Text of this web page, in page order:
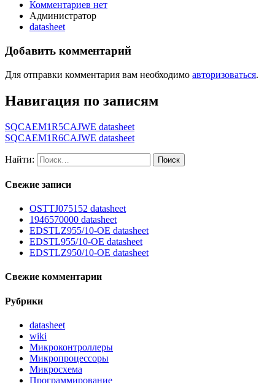
Комментариев нет
Администратор
datasheet
Добавить комментарий
Для отправки комментария вам необходимо авторизоваться.
Навигация по записям
SQCAEM1R5CAJWE datasheet
SQCAEM1R6CAJWE datasheet
Найти:
Свежие записи
OSTTJ075152 datasheet
1946570000 datasheet
EDSTLZ955/10-OE datasheet
EDSTL955/10-OE datasheet
EDSTLZ950/10-OE datasheet
Свежие комментарии
Рубрики
datasheet
wiki
Микроконтроллеры
Микропроцессоры
Микросхема
Программирование